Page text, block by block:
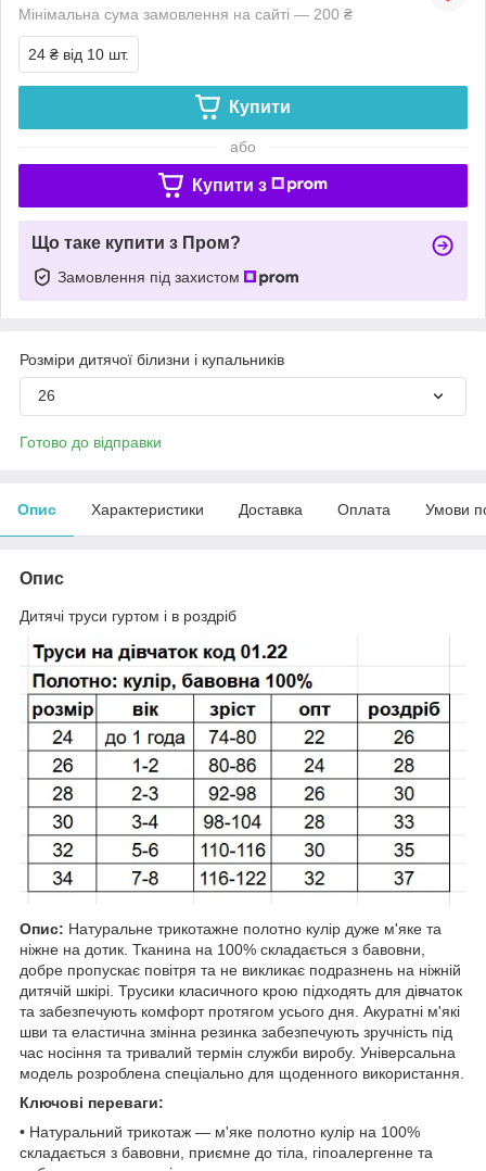
Мінімальна сума замовлення на сайті — 200 ₴
24 ₴ від 10 шт.
Купити
або
Купити з
Що таке купити з Пром?
Замовлення під захистом
Розміри дитячої білизни і купальників
26
Готово до відправки
Опис Характеристики Доставка Оплата Умови
Опис
Дитячі труси гуртом і в роздріб
Опис: Натуральне трикотажне полотно кулір дуже м'яке та
ніжне на дотик. Тканина на 100% складається з бавовни,
добре пропускає повітря та не викликає подразнень на ніжній
дитячій шкірі. Трусики класичного крою підходять для дівчаток
та забезпечують комфорт протягом усього дня. Акуратні м'які
шви та еластична змінна резинка забезпечують зручність під
час носіння та тривалий термін служби виробу. Універсальна
модель розроблена спеціально для щоденного використання.
Ключові переваги:
• Натуральний трикотаж — м'яке полотно кулір на 100%
складається з бавовни, приємне до тіла, гіпоалергенне та